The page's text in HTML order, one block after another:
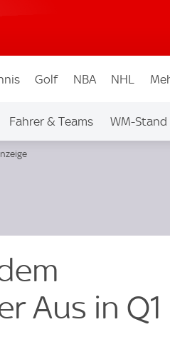
Golf NBA NHL
Fahrer & Teams WM-Stand
Aus in Q1